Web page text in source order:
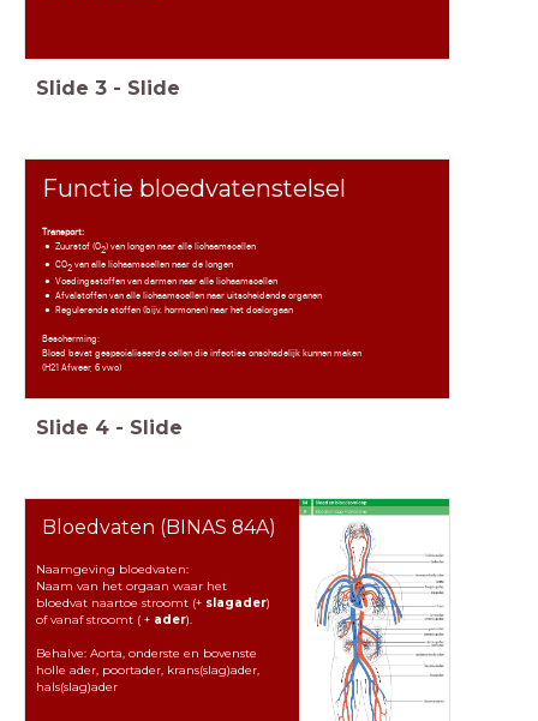
Slide 3 - Slide
Functie bloedvatenstelsel
Transport:
Zuurstof (O2) van longen naar alle lichaamscellen
CO2 van alle lichaamscellen naar de longen
Voedingsstoffen van darmen naar alle lichaamscellen
Afvalstoffen van alle lichaamscellen naar uitscheidende organen
Regulerende stoffen (bijv. hormonen) naar het doelorgaan
Bescherming:
Bloed bevat gespecialiseerde cellen die infecties onschadelijk kunnen maken
(H21 Afweer, 6 vwo)
Slide 4 - Slide
Bloedvaten (BINAS 84A)
Naamgeving bloedvaten:
Naam van het orgaan waar het
bloedvat naartoe stroomt (+ slagader)
of vanaf stroomt ( + ader).
Behalve: Aorta, onderste en bovenste
holle ader, poortader, krans(slag)ader,
hals(slag)ader